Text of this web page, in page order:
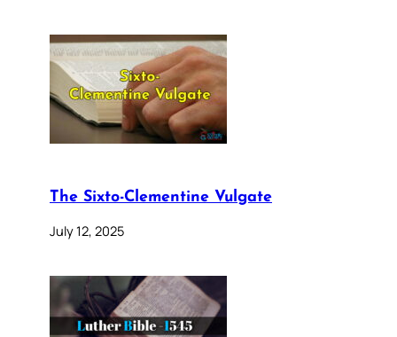
The Sixto-Clementine Vulgate
July 12, 2025